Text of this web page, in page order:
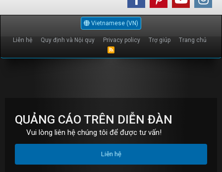
Vietnamese (VN)
Liên hệ Quy định và Nội quy Privacy policy Trợ giúp Trang chủ
R
QUẢNG CÁO TRÊN DIỄN ĐÀN
Vui lòng liên hệ chúng tôi để được tư vấn!
Liên hệ